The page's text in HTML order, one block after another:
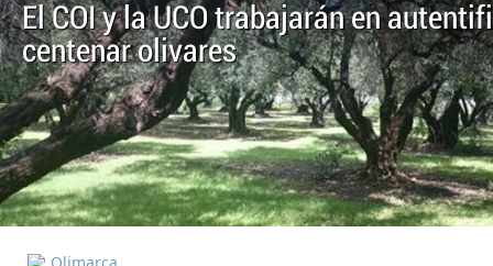
El COI y la UCO trabajarán en
centenar olivares
Olimarca